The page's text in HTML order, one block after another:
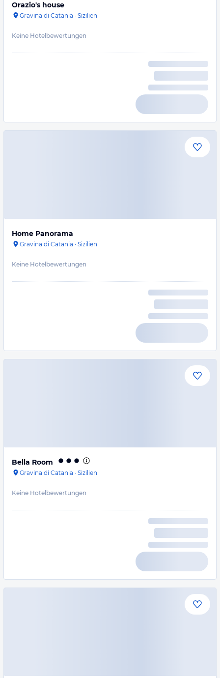
Orazio's house
Gravina di Catania · Sizilien
Keine Hotelbewertungen
Home Panorama
Gravina di Catania · Sizilien
Keine Hotelbewertungen
Bella Room
Gravina di Catania · Sizilien
Keine Hotelbewertungen